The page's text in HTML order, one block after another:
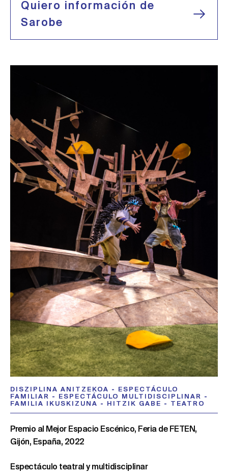
Quiero información de
Sarobe
DISZIPLINA ANITZEKOA -
ESPECTÁCULO
FAMILIAR
- ESPECTÁCULO MULTIDISCIPLINAR
-
FAMILIA IKUSKIZUNA
- HITZIK GABE - TEATRO
Premio al Mejor Espacio Escénico, Feria de FETEN,
Gijón, España, 2022
Espectáculo teatral y multidisciplinar